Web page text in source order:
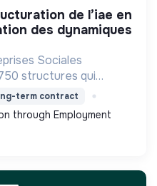
des dynamiques
Sociales
structures qui
de salariés en
term contract
through Employment